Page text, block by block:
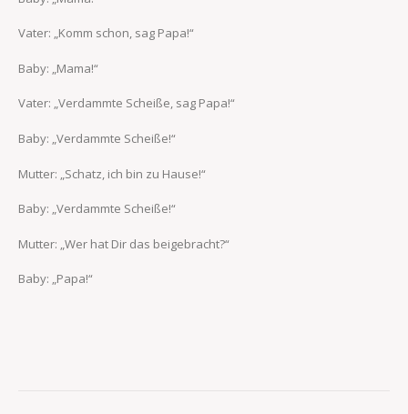
Vater: „Komm schon, sag Papa!“
Baby: „Mama!“
Vater: „Verdammte Scheiße, sag Papa!“
Baby: „Verdammte Scheiße!“
Mutter: „Schatz, ich bin zu Hause!“
Baby: „Verdammte Scheiße!“
Mutter: „Wer hat Dir das beigebracht?“
Baby: „Papa!“